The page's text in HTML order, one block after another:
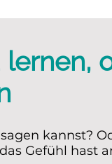
kannst?
Gefühl hast